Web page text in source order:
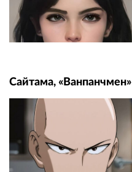
Сайтама, «Ванпанчмен»